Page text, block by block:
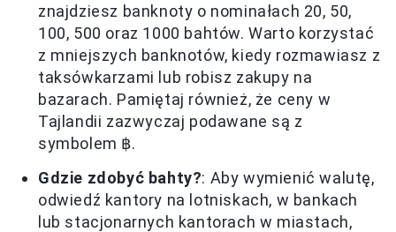
znajdziesz banknoty o nominałach 20, 50,
100, 500 oraz 1000 bahtów. Warto korzystać
z mniejszych banknotów, kiedy rozmawiasz z
taksówkarzami lub robisz zakupy na
bazarach. Pamiętaj również, że ceny w
Tajlandii zazwyczaj podawane są z
symbolem ฿.
Gdzie zdobyć bahty?: Aby wymienić walutę,
odwiedź kantory na lotniskach, w bankach
lub stacjonarnych kantorach w miastach,